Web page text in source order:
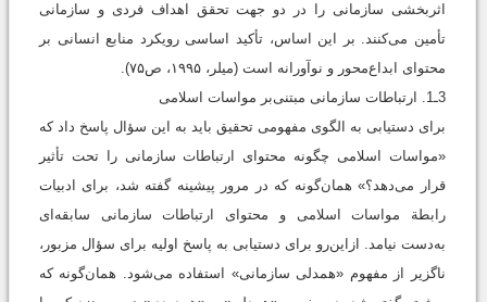
اثربخشی سازمانی را در دو جهت تحقق اهداف فردی و سازمانی
تأمین می‌کنند. بر این اساس، تأکید اساسی رویکرد منابع انسانی بر
محتوای ابداع‌محور و نوآورانه است (میلر، ۱۹۹۵، ص۷۵).
3ـ1. ارتباطات سازمانی مبتنی‌بر مواسات اسلامی
برای دستیابی به الگوی مفهومی تحقیق ‌باید به این سؤال پاسخ داد که
«مواسات اسلامی چگونه محتوای ارتباطات سازمانی را تحت تأثیر
قرار می‌دهد؟» همان‌گونه که در مرور پیشینه گفته شد، برای ادبیات
رابطة مواسات اسلامی و محتوای ارتباطات سازمانی سابقه‌ای
به‌دست نیامد. ازاین‌رو برای دستیابی به پاسخ اولیه برای سؤال مزبور،
ناگزیر از مفهوم «همدلی سازمانی» استفاده می‌شود. همان‌گونه که